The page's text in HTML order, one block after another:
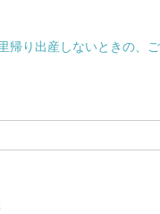
帰り出産しないときの、